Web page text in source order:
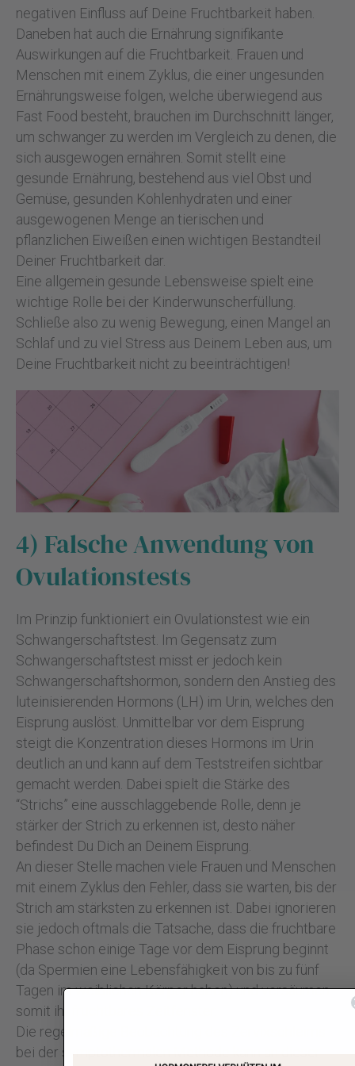
negativen Einfluss auf Deine Fruchtbarkeit haben.
Daneben hat auch die Ernährung signifikante
Auswirkungen auf die Fruchtbarkeit. Frauen und
Menschen mit einem Zyklus, die einer ungesunden
Ernährungsweise folgen, welche überwiegend aus
Fast Food besteht, brauchen im Durchschnitt länger,
um schwanger zu werden im Vergleich zu denen, die
sich ausgewogen ernähren. Somit stellt eine
gesunde Ernährung, bestehend aus viel Obst und
Gemüse, gesunden Kohlenhydraten und einer
ausgewogenen Menge an tierischen und
pflanzlichen Eiweißen einen wichtigen Bestandteil
Deiner Fruchtbarkeit dar.
Eine allgemein gesunde Lebensweise spielt eine
wichtige Rolle bei der Kinderwunscherfüllung.
Schließe also zu wenig Bewegung, einen Mangel an
Schlaf und zu viel Stress aus Deinem Leben aus, um
Deine Fruchtbarkeit nicht zu beeinträchtigen!
4) Falsche Anwendung von
Ovulationstests
Im Prinzip funktioniert ein Ovulationstest wie ein
Schwangerschaftstest. Im Gegensatz zum
Schwangerschaftstest misst er jedoch kein
Schwangerschaftshormon, sondern den Anstieg des
luteinisierenden Hormons (LH) im Urin, welches den
Eisprung auslöst. Unmittelbar vor dem Eisprung
steigt die Konzentration dieses Hormons im Urin
deutlich an und kann auf dem Teststreifen sichtbar
gemacht werden. Dabei spielt die Stärke des
“Strichs” eine ausschlaggebende Rolle, denn je
stärker der Strich zu erkennen ist, desto näher
befindest Du Dich an Deinem Eisprung.
An dieser Stelle machen viele Frauen und Menschen
mit einem Zyklus den Fehler, dass sie warten, bis der
Strich am stärksten zu erkennen ist. Dabei ignorieren
sie jedoch oftmals die Tatsache, dass die fruchtbare
Phase schon einige Tage vor dem Eisprung beginnt
(da Spermien eine Lebensfähigkeit von bis zu fünf
Tagen im weiblichen Körper haben) und versäumen
somit ihr fruchtbares Zeitfenster.
Die regelmäßige Beobachtung des Zervixschleims
bei der symptothermalen Methode kann an dieser